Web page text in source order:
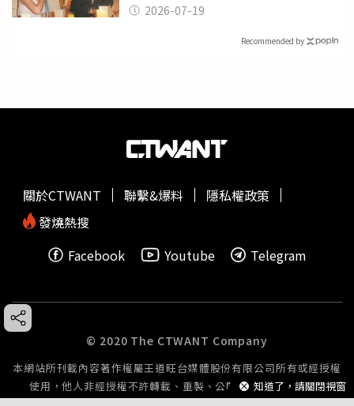
2026-07-19
Recommended by
知道了，請關閉視窗
關於CTWANT 聯繫&爆料
隱私權政策
發燒熱搜
Facebook
Youtube Telegram
© 2020 The CTWANT Company
本網站所刊載內容著作權屬王道旺台媒體股份有限公司所有或經授權
使用，他人非經授權不許轉載、重製、公開播送或公開傳輸。